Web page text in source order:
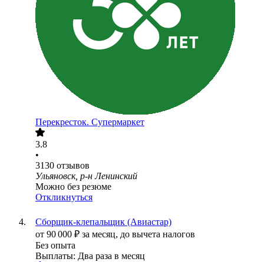
Перекресток. Супермаркет
3.8
•
3130 отзывов
Ульяновск, р-н Ленинский
Можно без резюме
Откликнуться
Сборщик-клепальщик (Авиастар)
от 90 000 ₽ за месяц, до вычета налогов
Без опыта
Выплаты: Два раза в месяц